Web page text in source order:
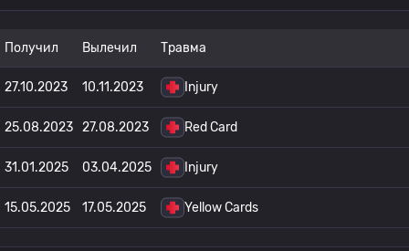
Получил Вылечил Травма
27.10.2023 10.11.2023 Injury
25.08.2023 27.08.2023 Red Card
31.01.2025 03.04.2025 Injury
15.05.2025 17.05.2025 Yellow Cards